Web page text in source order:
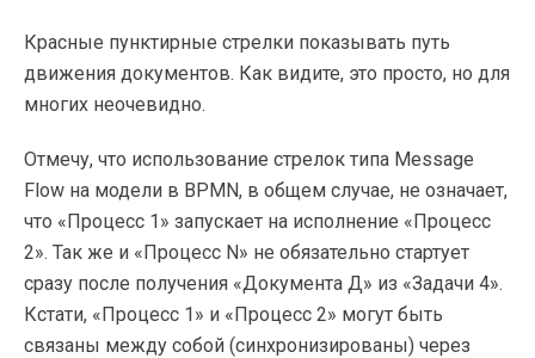
Красные пунктирные стрелки показывать путь
движения документов. Как видите, это просто, но для
многих неочевидно.
Отмечу, что использование стрелок типа Message
Flow на модели в BPMN, в общем случае, не означает,
что «Процесс 1» запускает на исполнение «Процесс
2». Так же и «Процесс N» не обязательно стартует
сразу после получения «Документа Д» из «Задачи 4».
Кстати, «Процесс 1» и «Процесс 2» могут быть
связаны между собой (синхронизированы) через